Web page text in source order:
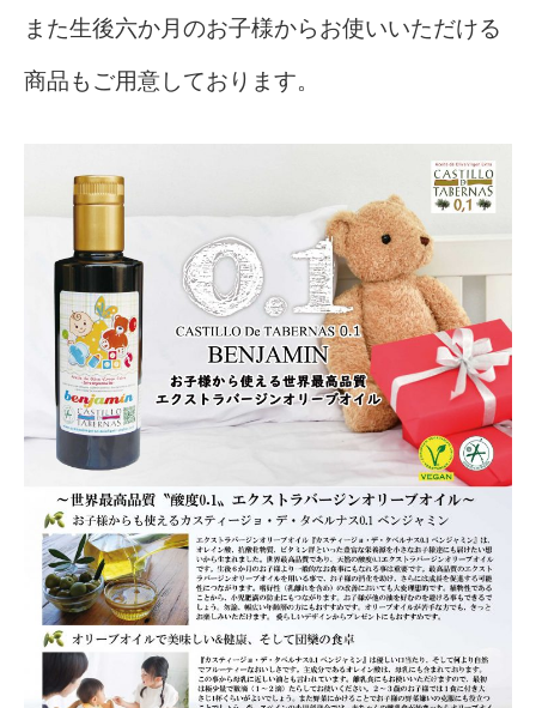
また生後六か月のお子様からお使いいただける
商品もご用意しております。